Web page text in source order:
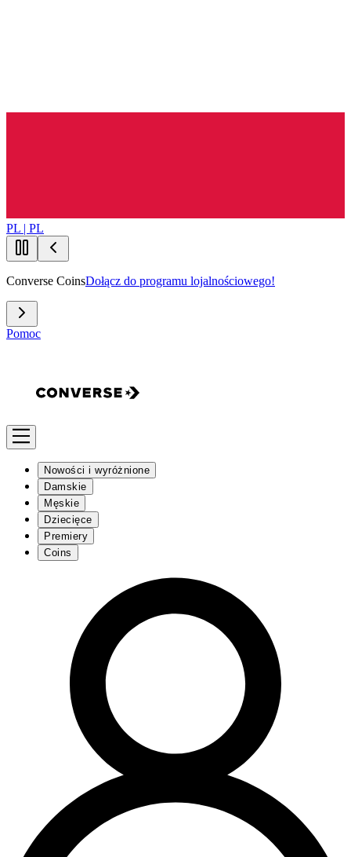
PL | PL
Converse CoinsDołącz do programu lojalnościowego!
Pomoc
Nowości i wyróżnione
Damskie
Męskie
Dziecięce
Premiery
Coins